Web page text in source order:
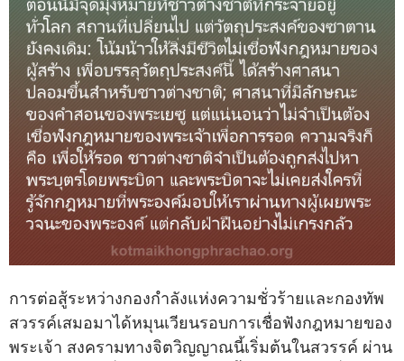
การต่อสู้ระหว่างกองกำลังแห่งความชั่วร้ายและกองทัพ
สวรรค์เสมอมาได้หมุนเวียนรอบการเชื่อฟังกฎหมายของ
พระเจ้า สงครามทางจิตวิญญาณนี้เริ่มต้นในสวรรค์ ผ่าน